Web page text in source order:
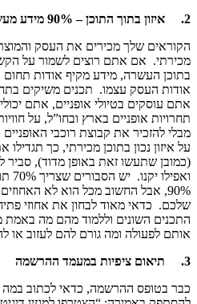
2.
איזון בתוך התוכן – 90% מידע מעשיר ו 10% קידום מכירות
הקוראים שלך מכירים את העסק
מכירתי. אם אתם רוצים לשמור על
בתוכן העשרה, מידע מקיף אודות
אודות העסק עצמו. תכנים משיקים
אתם עוסקים בטיולי אופניים, אתם
תחרויות אופניים בארץ ובחו”ל, על
מבלי להזכיר את קבוצת רוכבי
על איזון נכון בתוכן מכירתי, כך
(כמובן שתעשו זאת באופן מדוד), סביר
90%, אבל החשוב מכל הוא לא
שלכם. כדאי מאוד לבחון את אחוזי
התכנים השונים וללמוד מהם מה באמת
אותם לפעולה ומה גורם להם לעזוב או
3.
תיאום ציפיות במעמד ההרשמה
כבר בטופס ההרשמה, כדאי לכתוב במה